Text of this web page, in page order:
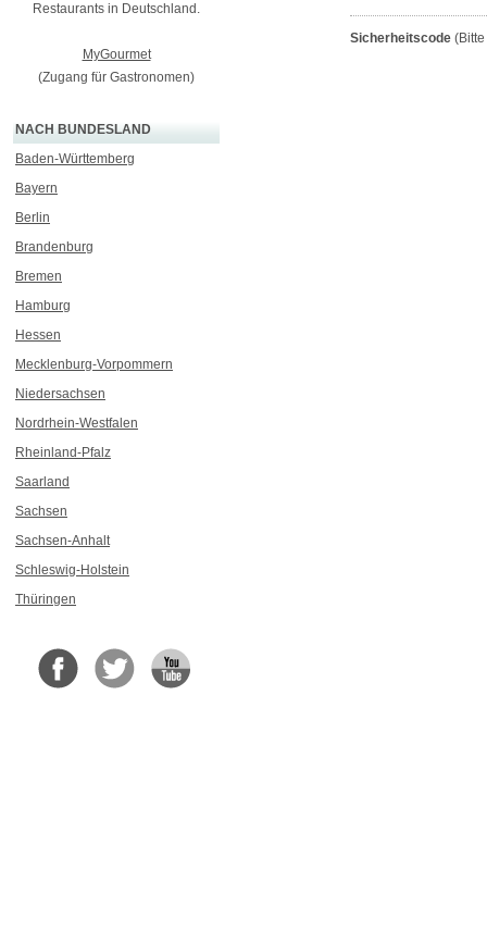
Restaurants in Deutschland.
MyGourmet
(Zugang für Gastronomen)
NACH BUNDESLAND
Baden-Württemberg
Bayern
Berlin
Brandenburg
Bremen
Hamburg
Hessen
Mecklenburg-Vorpommern
Niedersachsen
Nordrhein-Westfalen
Rheinland-Pfalz
Saarland
Sachsen
Sachsen-Anhalt
Schleswig-Holstein
Thüringen
Sicherheitscode